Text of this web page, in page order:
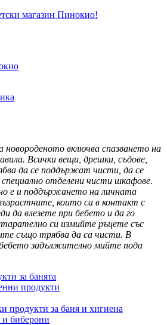
магазин Пинокио!
включва спазването на
Всички вещи, дрешки, съдове,
да се поддържат чисти, да се
отделени чисти шкафове.
е и поддържането на личната
които са в контакт с
да влезете при бебето и да го
си измийте ръцете със
също трябва да са чисти. В
задължително мийте пода
за банята
продукти
продукти за баня и хигиена
биберони